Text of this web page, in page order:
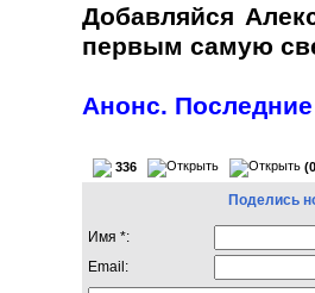
Добавляйся
первым самую
Анонс.
336
Поделись
Имя *:
Email: